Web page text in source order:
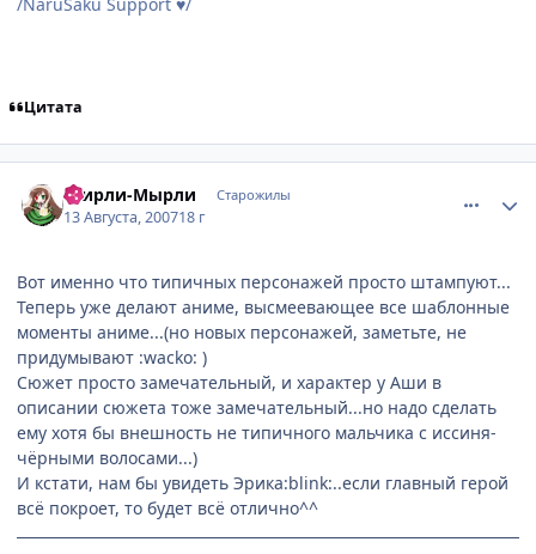
♥
Цитата
Ширли-Мырли Старожилы
13 Августа, 200718 г
Вот именно что типичных персонажей просто штампуют...
Теперь уже делают аниме, высмеевающее все шаблонные
моменты аниме...(но новых персонажей, заметьте, не
придумывают :wacko: )
Сюжет просто замечательный, и характер у Аши в
описании сюжета тоже замечательный...но надо сделать
ему хотя бы внешность не типичного мальчика с иссиня-
чёрными волосами...)
И кстати, нам бы увидеть Эрика:blink:..если главный герой
всё покроет, то будет всё отлично^^